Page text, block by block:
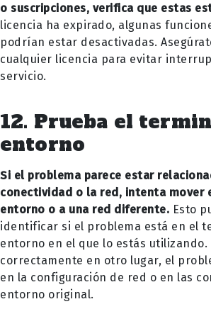
o suscripciones, verifica que estas
licencia ha expirado, algunas
podrían estar desactivadas.
cualquier licencia para evitar
servicio.
12. Prueba el
entorno
Si el problema parece estar
conectividad o la red, intenta mover
entorno o a una red diferente. Esto
identificar si el problema está en el
entorno en el que lo estás utilizando.
correctamente en otro lugar, el
en la configuración de red o en las
entorno original.